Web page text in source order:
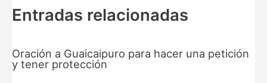
Entradas relacionadas
Oración a Guaicaipuro para hacer una petición
y tener protección